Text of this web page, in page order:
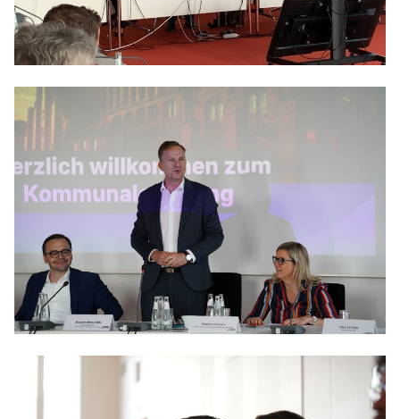
CDU Deutschland
CDU Brandenburg
CDU Potsdam